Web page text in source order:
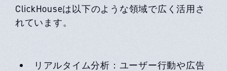
ClickHouseは以下のような領域で広く活用さ
れています。
リアルタイム分析：ユーザー行動や広告